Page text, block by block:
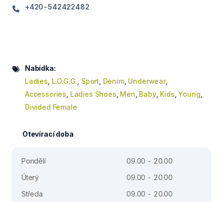
+420-542422482
Nabídka:
Ladies L.O.G.G. Sport Denim, Underwear,
Accessories Ladies Shoes Men Baby, Kids ,Young
Divided Female
Otevírací doba
Pondělí
09.00 - 20.00
Úterý
09.00 - 20.00
Středa
09.00 - 20.00